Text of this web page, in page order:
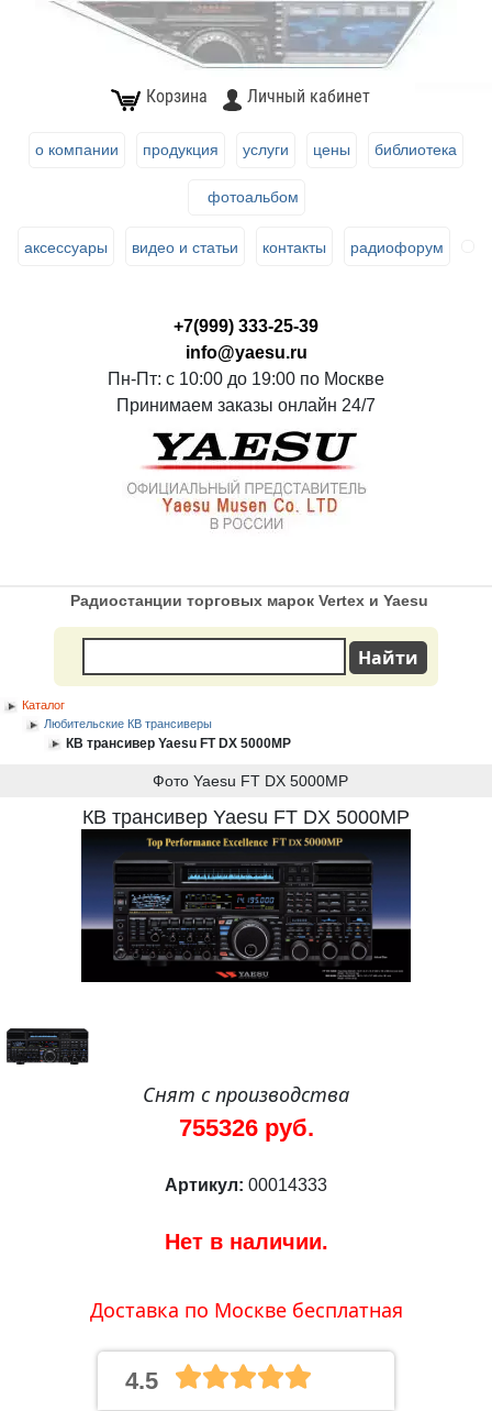
Корзина Личный кабинет
о компании продукция услуги цены библиотека
фотоальбом
аксессуары видео и статьи контакты радиофорум
+7(999) 333-25-39
info@yaesu.ru
Пн-Пт: с 10:00 до 19:00 по Москве
Принимаем заказы онлайн 24/7
Радиостанции торговых марок Vertex и Yaesu
Каталог
Любительские КВ трансиверы
КВ трансивер Yaesu FT DX 5000MP
Фото Yaesu FT DX 5000MP
КВ трансивер Yaesu FT DX 5000MP
Снят с производства
755326 руб.
Артикул: 00014333
Нет в наличии.
Доставка по Москве бесплатная
4.5